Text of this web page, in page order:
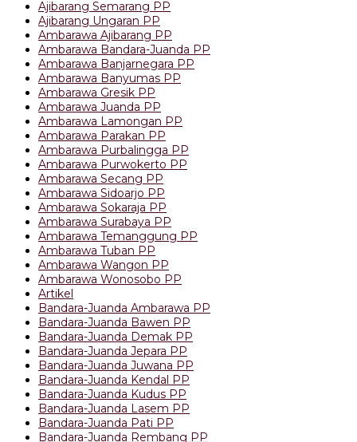
Ajibarang Semarang PP
Ajibarang Ungaran PP
Ambarawa Ajibarang PP
Ambarawa Bandara-Juanda PP
Ambarawa Banjarnegara PP
Ambarawa Banyumas PP
Ambarawa Gresik PP
Ambarawa Juanda PP
Ambarawa Lamongan PP
Ambarawa Parakan PP
Ambarawa Purbalingga PP
Ambarawa Purwokerto PP
Ambarawa Secang PP
Ambarawa Sidoarjo PP
Ambarawa Sokaraja PP
Ambarawa Surabaya PP
Ambarawa Temanggung PP
Ambarawa Tuban PP
Ambarawa Wangon PP
Ambarawa Wonosobo PP
Artikel
Bandara-Juanda Ambarawa PP
Bandara-Juanda Bawen PP
Bandara-Juanda Demak PP
Bandara-Juanda Jepara PP
Bandara-Juanda Juwana PP
Bandara-Juanda Kendal PP
Bandara-Juanda Kudus PP
Bandara-Juanda Lasem PP
Bandara-Juanda Pati PP
Bandara-Juanda Rembang PP